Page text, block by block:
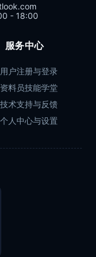
- 18:00
服务中心
用户注册与登录
资料员技能学堂
技术支持与反馈
个人中心与设置